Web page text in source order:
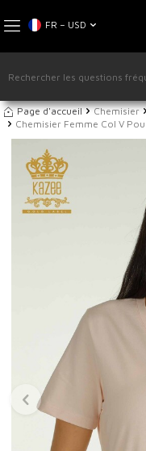
FR − USD
Page d'accueil Chemisier
Chemisier Femme Col V